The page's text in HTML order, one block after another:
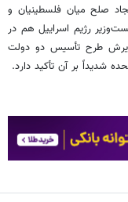
صلح میان فلسطینیان و
رژیم اسراییل هم در
طرح تأسیس دو دولت
شدیداً بر آن تأکید دارد.